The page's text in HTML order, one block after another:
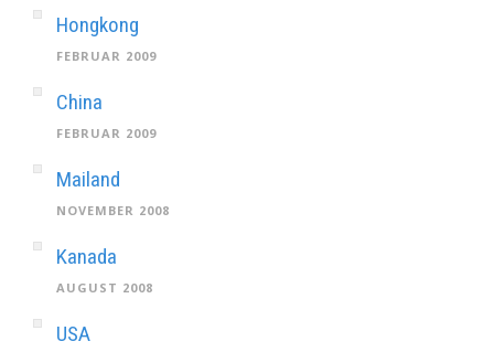
Hongkong
FEBRUAR 2009
China
FEBRUAR 2009
Mailand
NOVEMBER 2008
Kanada
AUGUST 2008
USA